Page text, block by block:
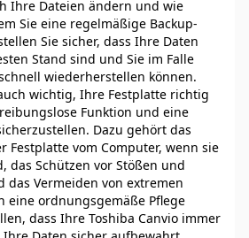
Ihre Dateien ändern und wie
Sie eine regelmäßige Backup-
Sie sicher, dass Ihre Daten
Stand sind und Sie im Falle
wiederherstellen können.
wichtig, Ihre Festplatte richtig
Funktion und eine
Dazu gehört das
Festplatte vom Computer, wenn sie
das Schützen vor Stößen und
das Vermeiden von extremen
eine ordnungsgemäße Pflege
dass Ihre Toshiba Canvio immer